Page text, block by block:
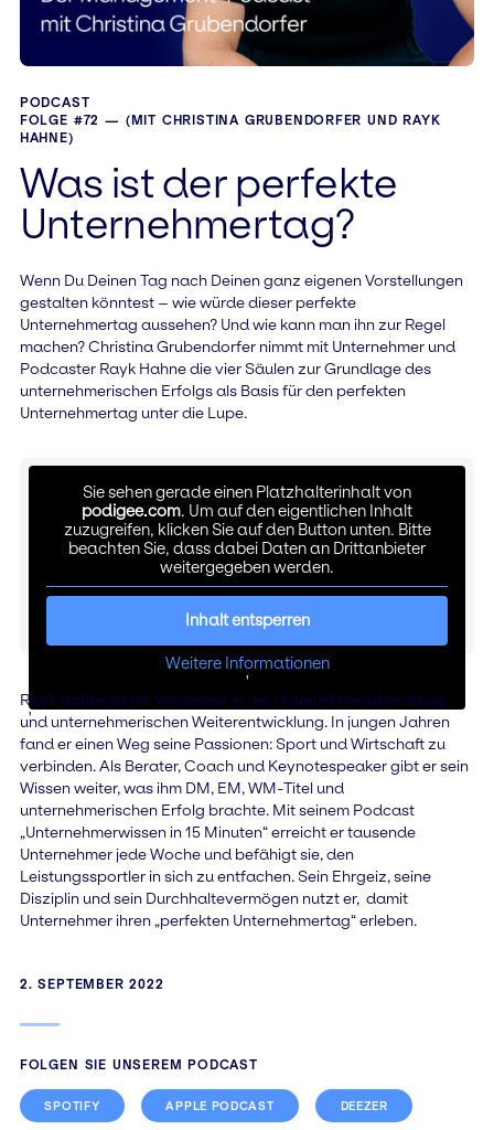
PODCAST
FOLGE #72 — (MIT CHRISTINA GRUBENDORFER UND RAYK
HAHNE)
Was ist der perfekte
Unternehmertag?
2. SEPTEMBER 2022
FOLGEN SIE UNSEREM PODCAST
SPOTIFY APPLE PODCAST DEEZER
Wenn Du Deinen Tag nach Deinen ganz eigenen Vorstellungen
gestalten könntest – wie würde dieser perfekte
Unternehmertag aussehen? Und wie kann man ihn zur Regel
machen? Christina Grubendorfer nimmt mit Unternehmer und
Podcaster Rayk Hahne die vier Säulen zur Grundlage des
unternehmerischen Erfolgs als Basis für den perfekten
Unternehmertag unter die Lupe.
Sie sehen gerade einen Platzhalterinhalt von
podigee.com. Um auf den eigentlichen Inhalt
zuzugreifen, klicken Sie auf den Button unten. Bitte
beachten Sie, dass dabei Daten an Drittanbieter
weitergegeben werden.
Inhalt entsperren
Weitere Informationen
'
'
Rayk Hahne ist ein Vordenker in der Unternehmensberatung
und unternehmerischen Weiterentwicklung. In jungen Jahren
fand er einen Weg seine Passionen: Sport und Wirtschaft zu
verbinden. Als Berater, Coach und Keynotespeaker gibt er sein
Wissen weiter, was ihm DM, EM, WM-Titel und
unternehmerischen Erfolg brachte. Mit seinem Podcast
„Unternehmerwissen in 15 Minuten“ erreicht er tausende
Unternehmer jede Woche und befähigt sie, den
Leistungssportler in sich zu entfachen. Sein Ehrgeiz, seine
Disziplin und sein Durchhaltevermögen nutzt er, damit
Unternehmer ihren „perfekten Unternehmertag“ erleben.